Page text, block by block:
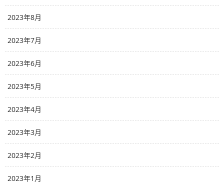
2023年8月
2023年7月
2023年6月
2023年5月
2023年4月
2023年3月
2023年2月
2023年1月